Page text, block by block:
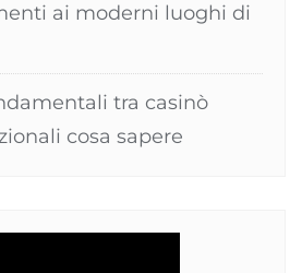
ai moderni luoghi di
tra casinò
cosa sapere